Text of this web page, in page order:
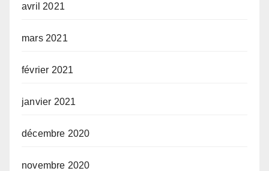
avril 2021
mars 2021
février 2021
janvier 2021
décembre 2020
novembre 2020